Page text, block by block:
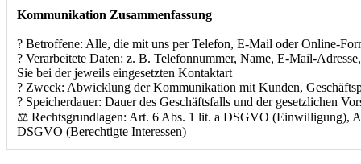
Kommunikation Zusammenfassung
? Betroffene: Alle, die mit uns per Telefon, E-Mail oder Online-
? Verarbeitete Daten: z. B. Telefonnummer, Name, E-Mail-
Sie bei der jeweils eingesetzten Kontaktart
? Zweck: Abwicklung der Kommunikation mit Kunden,
? Speicherdauer: Dauer des Geschäftsfalls und der gesetzlichen
⚖️ Rechtsgrundlagen: Art. 6 Abs. 1 lit. a DSGVO (Einwilligung),
DSGVO (Berechtigte Interessen)